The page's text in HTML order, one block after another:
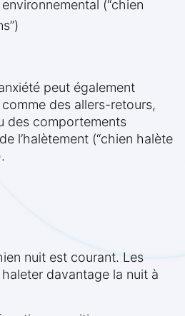
(“chien
peut également
des allers-retours,
des comportements
l’halètement (“chien halète
nuit est courant. Les
davantage la nuit à